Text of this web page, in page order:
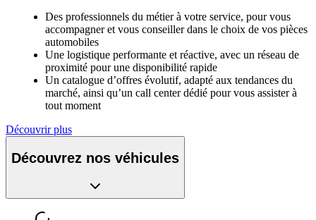
Des professionnels du métier à votre service, pour vous
accompagner et vous conseiller dans le choix de vos pièces
automobiles
Une logistique performante et réactive, avec un réseau de
proximité pour une disponibilité rapide
Un catalogue d’offres évolutif, adapté aux tendances du
marché, ainsi qu’un call center dédié pour vous assister à
tout moment
Découvrir plus
Découvrez nos véhicules